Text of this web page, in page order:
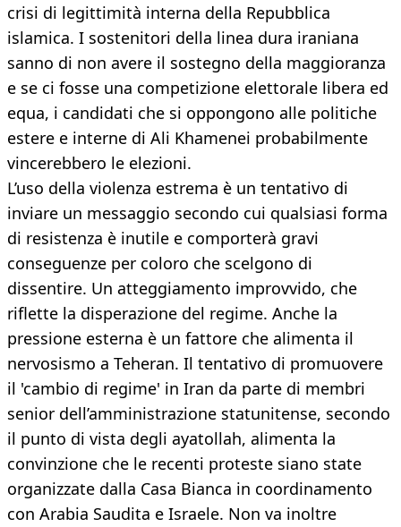
crisi di legittimità interna della Repubblica
islamica. I sostenitori della linea dura iraniana
sanno di non avere il sostegno della maggioranza
e se ci fosse una competizione elettorale libera ed
equa, i candidati che si oppongono alle politiche
estere e interne di Ali Khamenei probabilmente
vincerebbero le elezioni.
L’uso della violenza estrema è un tentativo di
inviare un messaggio secondo cui qualsiasi forma
di resistenza è inutile e comporterà gravi
conseguenze per coloro che scelgono di
dissentire. Un atteggiamento improvvido, che
riflette la disperazione del regime. Anche la
pressione esterna è un fattore che alimenta il
nervosismo a Teheran. Il tentativo di promuovere
il 'cambio di regime' in Iran da parte di membri
senior dell’amministrazione statunitense, secondo
il punto di vista degli ayatollah, alimenta la
convinzione che le recenti proteste siano state
organizzate dalla Casa Bianca in coordinamento
con Arabia Saudita e Israele. Non va inoltre